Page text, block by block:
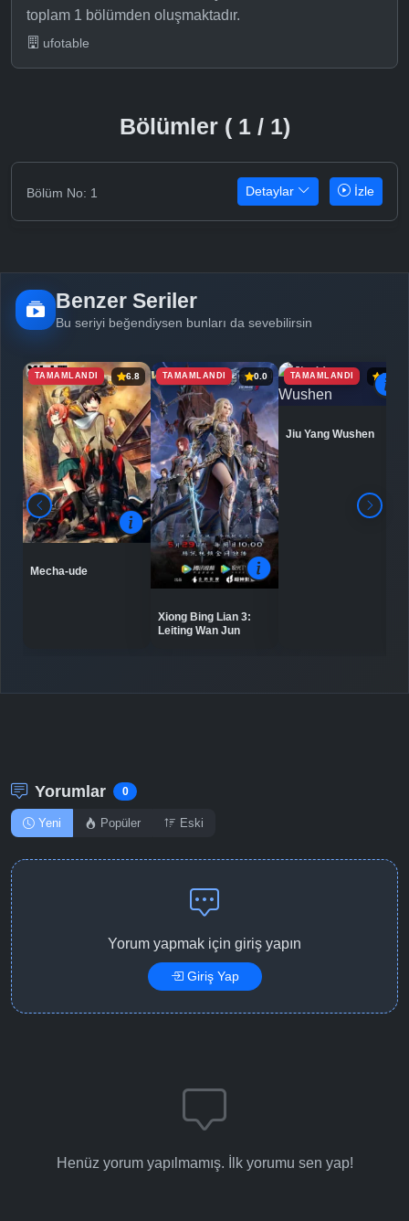
toplam 1 bölümden oluşmaktadır.
ufotable
Bölümler ( 1 / 1)
Bölüm No: 1 Detaylar İzle
Benzer Seriler
Bu seriyi beğendiysen bunları da sevebilirsin
TAMAMLANDI 6.8
Mecha-ude
TAMAMLANDI 0.0
Xiong Bing Lian 3:
Leiting Wan Jun
TAMAMLANDI 6.9
Jiu Yang Wushen
Yorumlar 0
Yeni Popüler Eski
Yorum yapmak için giriş yapın
Giriş Yap
Henüz yorum yapılmamış. İlk yorumu sen yap!